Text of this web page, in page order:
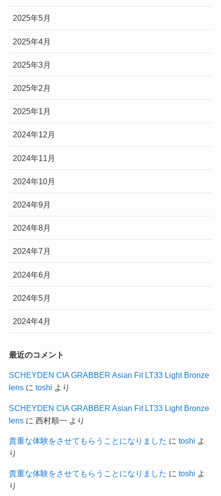
2025年5月
2025年4月
2025年3月
2025年2月
2025年1月
2024年12月
2024年11月
2024年10月
2024年9月
2024年8月
2024年7月
2024年6月
2024年5月
2024年4月
最近のコメント
SCHEYDEN CIA GRABBER Asian Fit LT33 Light Bronze
lensに toshi より
SCHEYDEN CIA GRABBER Asian Fit LT33 Light Bronze
lensに 西村順一 より
貴重な体験をさせてもらうことになりました に toshi よ
り
貴重な体験をさせてもらうことになりました に toshi よ
り